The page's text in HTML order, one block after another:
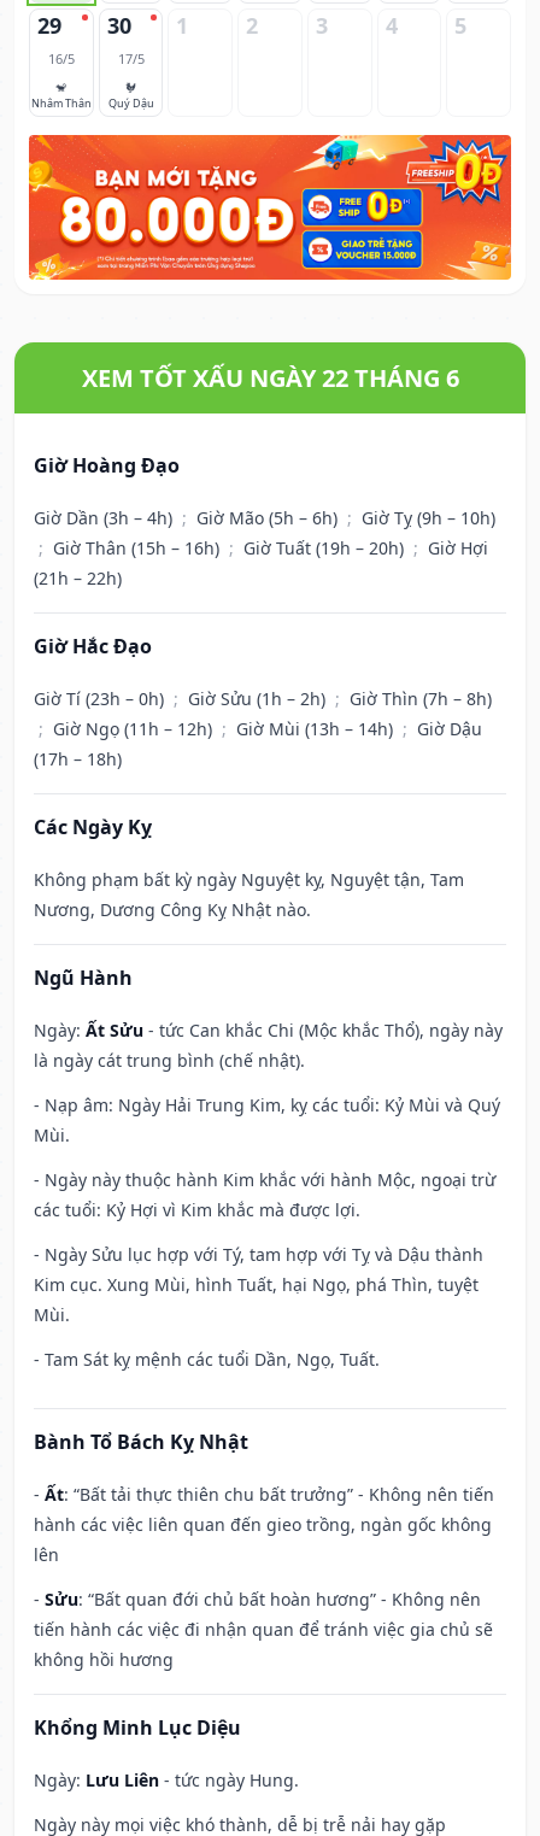
29
16/5
🐒
Nhâm Thân
30
17/5
🐓
Quý Dậu
1 2 3 4 5
XEM TỐT XẤU NGÀY 22 THÁNG 6
Giờ Hoàng Đạo
Giờ Dần (3h – 4h) ; Giờ Mão (5h – 6h) ; Giờ Tỵ (9h – 10h)
; Giờ Thân (15h – 16h) ; Giờ Tuất (19h – 20h) ; Giờ Hợi
(21h – 22h)
Giờ Hắc Đạo
Giờ Tí (23h – 0h) ; Giờ Sửu (1h – 2h) ; Giờ Thìn (7h – 8h)
; Giờ Ngọ (11h – 12h) ; Giờ Mùi (13h – 14h) ; Giờ Dậu
(17h – 18h)
Các Ngày Kỵ
Không phạm bất kỳ ngày Nguyệt kỵ, Nguyệt tận, Tam
Nương, Dương Công Kỵ Nhật nào.
Ngũ Hành
Ngày: Ất Sửu - tức Can khắc Chi (Mộc khắc Thổ), ngày này
là ngày cát trung bình (chế nhật).
- Nạp âm: Ngày Hải Trung Kim, kỵ các tuổi: Kỷ Mùi và Quý
Mùi.
- Ngày này thuộc hành Kim khắc với hành Mộc, ngoại trừ
các tuổi: Kỷ Hợi vì Kim khắc mà được lợi.
- Ngày Sửu lục hợp với Tý, tam hợp với Tỵ và Dậu thành
Kim cục. Xung Mùi, hình Tuất, hại Ngọ, phá Thìn, tuyệt
Mùi.
- Tam Sát kỵ mệnh các tuổi Dần, Ngọ, Tuất.
Bành Tổ Bách Kỵ Nhật
- Ất: “Bất tải thực thiên chu bất trưởng” - Không nên tiến
hành các việc liên quan đến gieo trồng, ngàn gốc không
lên
- Sửu: “Bất quan đới chủ bất hoàn hương” - Không nên
tiến hành các việc đi nhận quan để tránh việc gia chủ sẽ
không hồi hương
Khổng Minh Lục Diệu
Ngày: Lưu Liên - tức ngày Hung.
Ngày này mọi việc khó thành, dễ bị trễ nải hay gặp